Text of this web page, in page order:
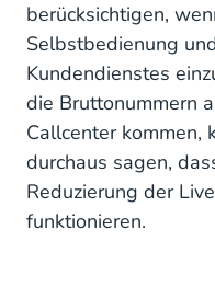
berücksichtigen,
Selbstbedienung
Kundendienstes
die Bruttonummern
Callcenter kommen,
durchaus sagen,
Reduzierung der
funktionieren.